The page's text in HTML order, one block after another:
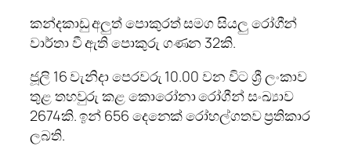
කන්දකාඩු අලුත් පොකුරත් සමග සියලු රෝගීන්
වාර්තා වී ඇති පොකුරු ගණන 32කි.
ජූලි 16 වැනිදා පෙරවරු 10.00 වන විට ශ්‍රී ලංකාව
තුළ තහවුරු කළ කොරෝනා රෝගීන් සංඛ්‍යාව
2674කි. ඉන් 656 දෙනෙක් රෝහල්ගතව ප්‍රතිකාර
ලබති.